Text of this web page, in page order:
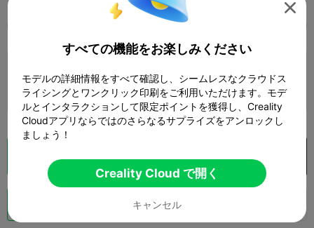
 01h 46m  1 プレート  99.69g
122 140

すべての機能をお楽しみください
モデルの詳細情報をすべて確認し、シームレスなクラウドス
ライシングとワンクリック印刷をご利用いただけます。モデ
ルとインタラクションして限定ポイントを獲得し、Creality
Cloudアプリならではのさらなるサプライズをアンロックし
ましょう！
Creality Cloud で開く
キャンセル